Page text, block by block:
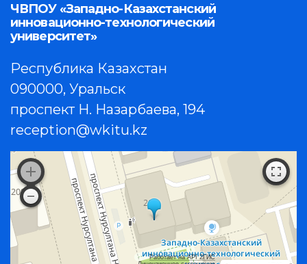
ЧВПОУ «Западно-Казахстанский
инновационно-технологический
университет»
Республика Казахстан
090000, Уральск
проспект Н. Назарбаева, 194
reception@wkitu.kz
Работает на API 2ГИС